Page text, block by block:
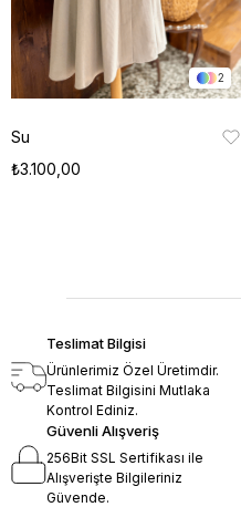
2
Su
₺3.100,00
Teslimat Bilgisi
Ürünlerimiz Özel Üretimdir.
Teslimat Bilgisini Mutlaka
Kontrol Ediniz.
Güvenli Alışveriş
256Bit SSL Sertifikası ile
Alışverişte Bilgileriniz
Güvende.